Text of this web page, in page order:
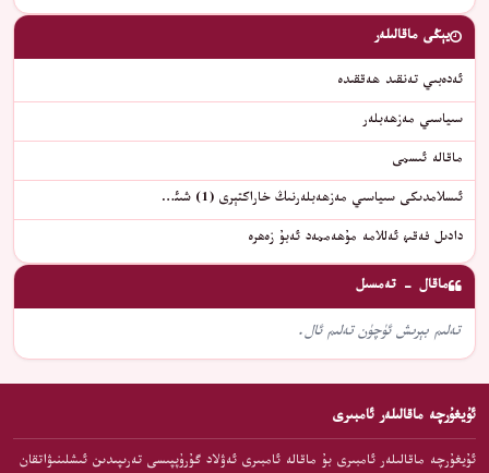
يېڭى ماقالىلەر
ئەدەبىي تەنقىد ھەققىدە
سىياسىي مەزھەبلەر
ماقالە ئىسمى
ئىسلامدىكى سىياسىي مەزھەبلەرنىڭ خاراكتېرى (1) شىئ…
دادىل فەقىھ ئەللامە مۇھەممەد ئەبۇ زەھرە
ماقال - تەمسىل
تەلىم بېرىش ئۈچۈن تەلىم ئال.
ئۇيغۇرچە ماقالىلەر ئامبىرى
ئۇيغۇرچە ماقالىلەر ئامبىرى بۇ ماقالە ئامبىرى ئەۋلاد گۇرۇپپىسى تەرىپىدىن ئىشلىنىۋاتقان